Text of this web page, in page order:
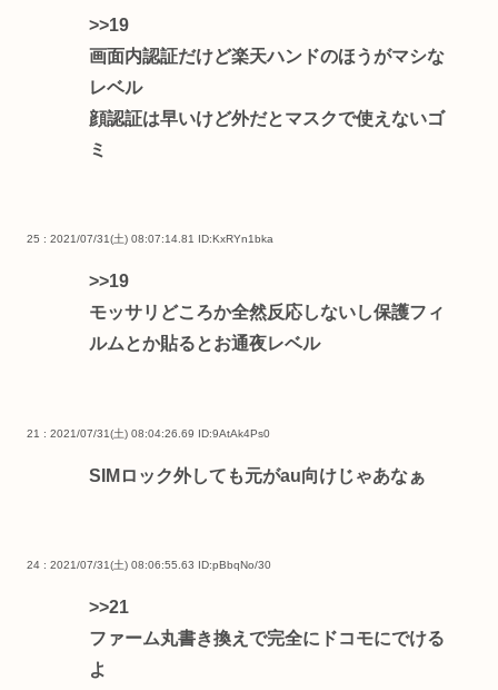
>>19
画面内認証だけど楽天ハンドのほうがマシな
レベル
顔認証は早いけど外だとマスクで使えないゴ
ミ
25 : 2021/07/31(土) 08:07:14.81 ID:KxRYn1bka
>>19
モッサリどころか全然反応しないし保護フィ
ルムとか貼るとお通夜レベル
21 : 2021/07/31(土) 08:04:26.69 ID:9AtAk4Ps0
SIMロック外しても元がau向けじゃあなぁ
24 : 2021/07/31(土) 08:06:55.63 ID:pBbqNo/30
>>21
ファーム丸書き換えで完全にドコモにでける
よ